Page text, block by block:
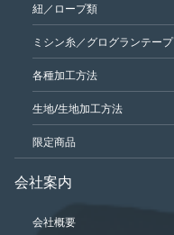
紐／ロープ類
ミシン糸／グログランテープ
各種加工方法
生地/生地加工方法
限定商品
会社案内
会社概要